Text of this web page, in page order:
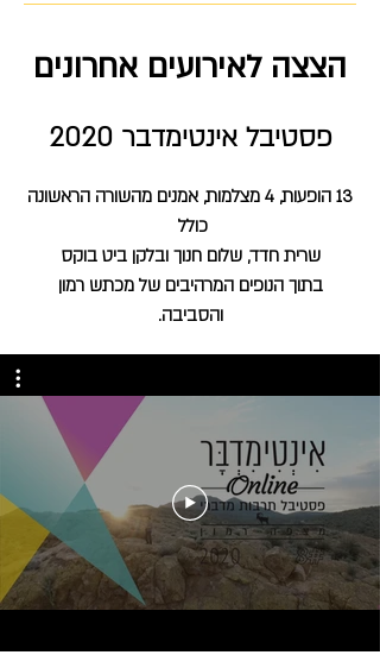
הצצה לאירועים אחרונים
פסטיבל אינטימדבר 2020
13 הופעות,
4 מצלמות, אמנים מהשורה הראשונה
כולל
שרית חדד, שלום חנוך ובלקן ביט בוקס
בתוך הנופים המרהיבים של מכתש רמון
והסביבה.